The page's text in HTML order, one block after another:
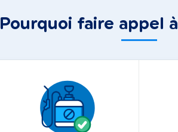
Pourquoi faire appel à